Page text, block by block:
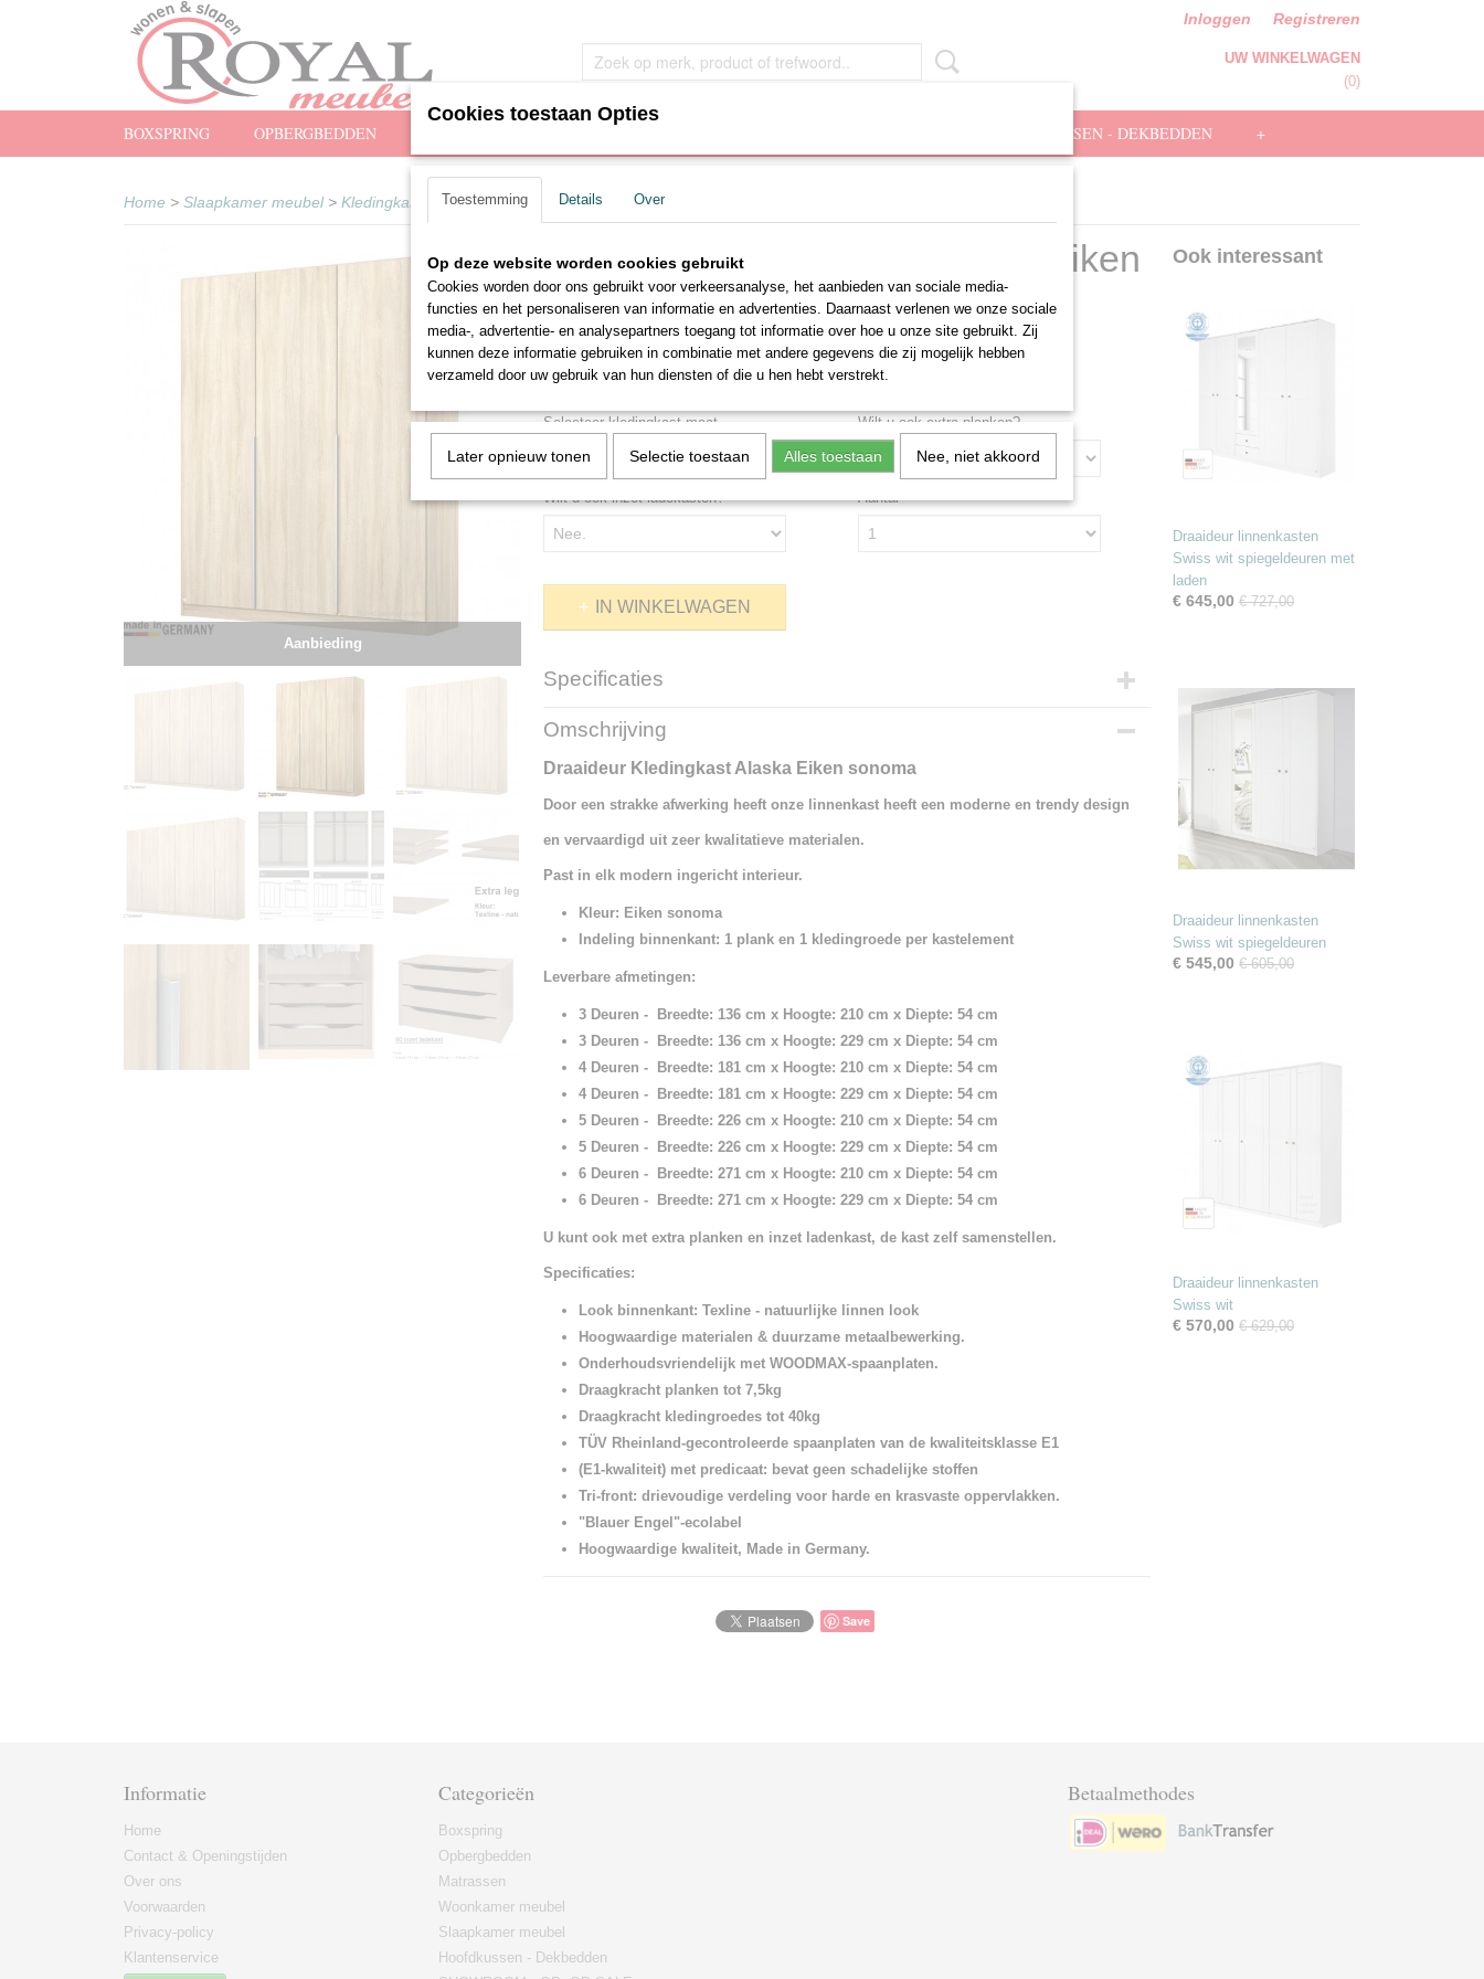
Inloggen Registreren
UW WINKELWAGEN
(0)
BOXSPRING OPBERGBEDDEN HOOFDKUSSEN - DEKBEDDEN +
Home > Slaapkamer meubel> Kledingkasten >Draaideurkasten>Draaideur Kledingkast Alaska Eiken sonoma
Aanbieding
Draaideur Kledingkast Alaska Eiken
sonoma
€ 480,00 € 410,00 (inclusief btw 21%)
Selecteer kledingkast maat Wilt u ook extra planken?
Wilt u ook inzet ladekasten? Aantal
IN WINKELWAGEN
Specificaties
Productcode
Omschrijving
Draaideur Kledingkast Alaska Eiken sonoma
Door een strakke afwerking heeft onze linnenkast heeft een moderne en trendy design
en vervaardigd uit zeer kwalitatieve materialen.
Past in elk modern ingericht interieur.
Kleur: Eiken sonoma
Indeling binnenkant: 1 plank en 1 kledingroede per kastelement
Leverbare afmetingen:
3 Deuren - Breedte: 136 cm x Hoogte: 210 cm x Diepte: 54 cm
3 Deuren - Breedte: 136 cm x Hoogte: 229 cm x Diepte: 54 cm
4 Deuren - Breedte: 181 cm x Hoogte: 210 cm x Diepte: 54 cm
4 Deuren - Breedte: 181 cm x Hoogte: 229 cm x Diepte: 54 cm
5 Deuren - Breedte: 226 cm x Hoogte: 210 cm x Diepte: 54 cm
5 Deuren - Breedte: 226 cm x Hoogte: 229 cm x Diepte: 54 cm
6 Deuren - Breedte: 271 cm x Hoogte: 210 cm x Diepte: 54 cm
6 Deuren - Breedte: 271 cm x Hoogte: 229 cm x Diepte: 54 cm
U kunt ook met extra planken en inzet ladenkast, de kast zelf samenstellen.
Specificaties:
Look binnenkant: Texline - natuurlijke linnen look
Hoogwaardige materialen & duurzame metaalbewerking.
Onderhoudsvriendelijk met WOODMAX-spaanplaten.
Draagkracht planken tot 7,5kg
Draagkracht kledingroedes tot 40kg
TÜV Rheinland-gecontroleerde spaanplaten van de kwaliteitsklasse E1
(E1-kwaliteit) met predicaat: bevat geen schadelijke stoffen
Tri-front: drievoudige verdeling voor harde en krasvaste oppervlakken.
"Blauer Engel"-ecolabel
Hoogwaardige kwaliteit, Made in Germany.
Save
Ook interessant
Draaideur linnenkasten
Swiss wit spiegeldeuren met
laden
€ 645,00 € 727,00
Draaideur linnenkasten
Swiss wit spiegeldeuren
€ 545,00 € 605,00
Draaideur linnenkasten
Swiss wit
€ 570,00 € 629,00
Informatie
Home
Contact & Openingstijden
Over ons
Voorwaarden
Privacy-policy
Klantenservice
Categorieën
Boxspring
Opbergbedden
Matrassen
Woonkamer meubel
Slaapkamer meubel
Hoofdkussen - Dekbedden
Betaalmethodes
Cookies toestaan Opties
Toestemming Details Over
Op deze website worden cookies gebruikt
Cookies worden door ons gebruikt voor verkeersanalyse, het aanbieden van sociale media-
functies en het personaliseren van informatie en advertenties. Daarnaast verlenen we onze sociale
media-, advertentie- en analysepartners toegang tot informatie over hoe u onze site gebruikt. Zij
kunnen deze informatie gebruiken in combinatie met andere gegevens die zij mogelijk hebben
verzameld door uw gebruik van hun diensten of die u hen hebt verstrekt.
Later opnieuw tonen Selectie toestaan Alles toestaan Nee, niet akkoord